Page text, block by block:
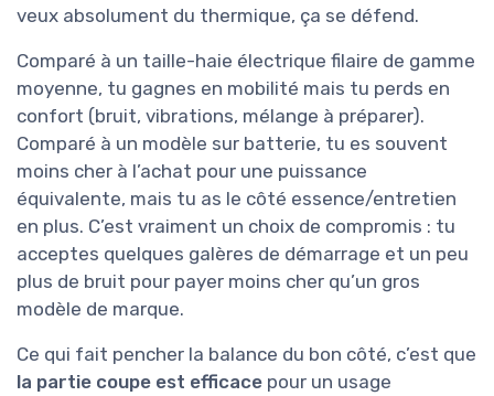
veux absolument du thermique, ça se défend.
Comparé à un taille-haie électrique filaire de gamme
moyenne, tu gagnes en mobilité mais tu perds en
confort (bruit, vibrations, mélange à préparer).
Comparé à un modèle sur batterie, tu es souvent
moins cher à l’achat pour une puissance
équivalente, mais tu as le côté essence/entretien
en plus. C’est vraiment un choix de compromis : tu
acceptes quelques galères de démarrage et un peu
plus de bruit pour payer moins cher qu’un gros
modèle de marque.
Ce qui fait pencher la balance du bon côté, c’est que
la partie coupe est efficace pour un usage